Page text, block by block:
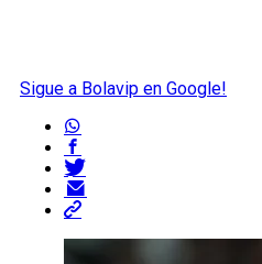
Sigue a Bolavip en Google!